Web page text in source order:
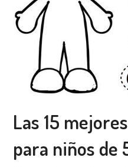
Las 15
para niños de